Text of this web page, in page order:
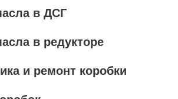
в ДСГ
в редукторе
и ремонт коробки